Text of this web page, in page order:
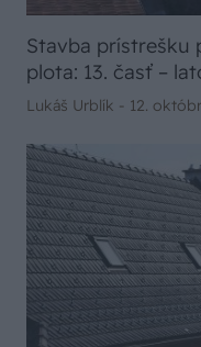
Stavba prístrešku
plota: 13. časť –
Lukáš Urblík - 12.